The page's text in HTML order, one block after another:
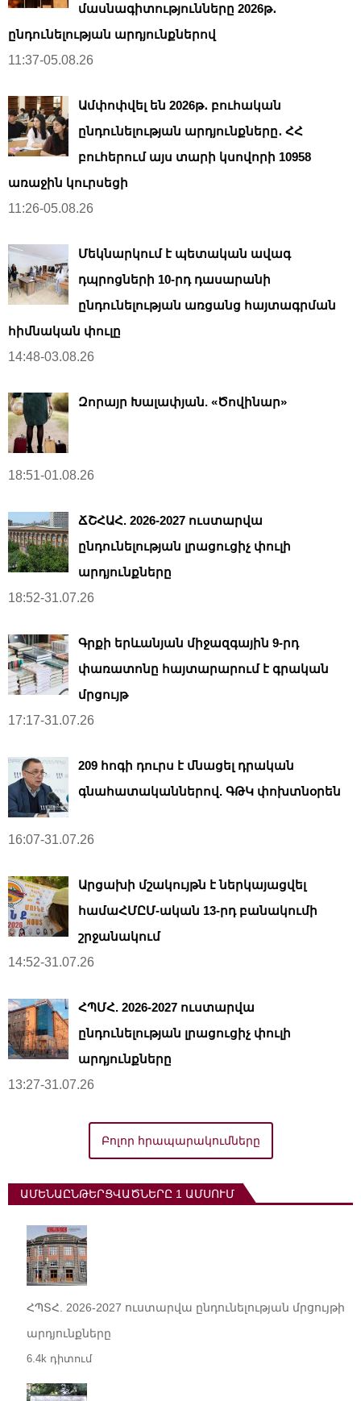
մասնագիտությունները 2026թ․
ընդունելության արդյունքներով
11:37-05.08.26
Ամփոփվել են 2026թ․ բուհական
ընդունելության արդյունքները․ ՀՀ
բուհերում այս տարի կսովորի 10958
առաջին կուրսեցի
11:26-05.08.26
Մեկնարկում է պետական ավագ
դպրոցների 10-րդ դասարանի
ընդունելության առցանց հայտագրման
հիմնական փուլը
14:48-03.08.26
Զորայր Խալափյան. «Ծովինար»
18:51-01.08.26
ՃՇՀԱՀ. 2026-2027 ուստարվա
ընդունելության լրացուցիչ փուլի
արդյունքները
18:52-31.07.26
Գրքի երևանյան միջազգային 9-րդ
փառատոնը հայտարարում է գրական
մրցույթ
17:17-31.07.26
209 հոգի դուրս է մնացել դրական
գնահատականներով. ԳԹԿ փոխտնօրեն
16:07-31.07.26
Արցախի մշակույթն է ներկայացվել
համաՀՄԸՄ-ական 13-րդ բանակումի
շրջանակում
14:52-31.07.26
ՀՊՄՀ. 2026-2027 ուստարվա
ընդունելության լրացուցիչ փուլի
արդյունքները
13:27-31.07.26
Բոլոր հրապարակումները
ԱՄԵՆԱԸՆԹԵՐՑՎԱԾՆԵՐԸ 1 ԱՄՍՈՒՄ
ՀՊՏՀ. 2026-2027 ուստարվա ընդունելության մրցույթի
արդյունքները
6.4k դիտում